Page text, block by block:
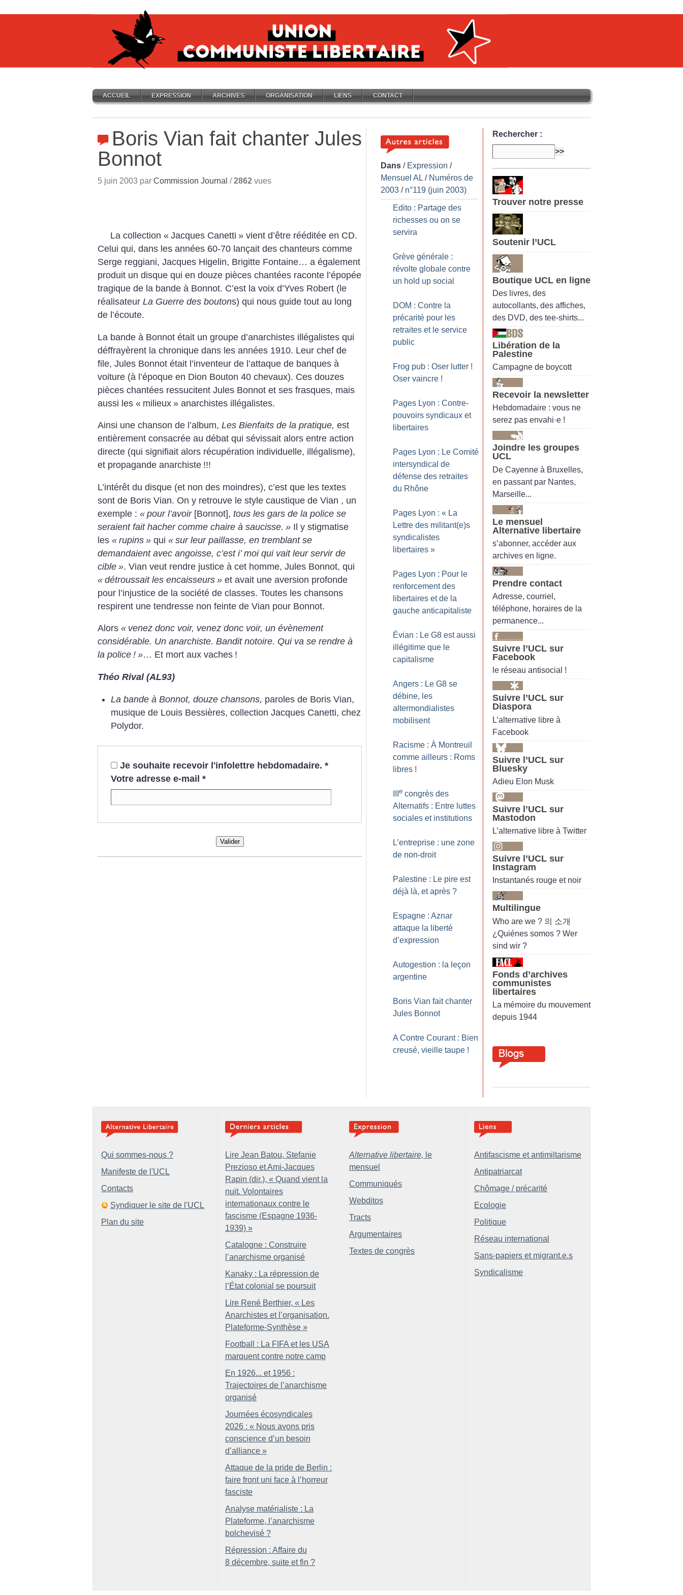
ACCUEIL EXPRESSION ARCHIVES ORGANISATION LIENS CONTACT
Boris Vian fait chanter Jules
Bonnot
5 juin 2003 par Commission Journal /2862 vues
La collection « Jacques Canetti » vient d’être rééditée en CD.
Celui qui, dans les années 60-70 lançait des chanteurs comme
Serge reggiani, Jacques Higelin, Brigitte Fontaine… a également
produit un disque qui en douze pièces chantées raconte l’épopée
tragique de la bande à Bonnot. C’est la voix d’Yves Robert (le
réalisateur La Guerre des boutons) qui nous guide tout au long
de l’écoute.
La bande à Bonnot était un groupe d’anarchistes illégalistes qui
déffrayèrent la chronique dans les années 1910. Leur chef de
file, Jules Bonnot était l’inventeur de l’attaque de banques à
voiture (à l’époque en Dion Bouton 40 chevaux). Ces douzes
pièces chantées ressucitent Jules Bonnot et ses frasques, mais
aussi les « milieux » anarchistes illégalistes.
Ainsi une chanson de l’album, Les Bienfaits de la pratique, est
entièrement consacrée au débat qui sévissait alors entre action
directe (qui signifiait alors récupération individuelle, illégalisme),
et propagande anarchiste !!!
L’intérêt du disque (et non des moindres), c’est que les textes
sont de Boris Vian. On y retrouve le style caustique de Vian , un
exemple : « pour l’avoir[Bonnot], tous les gars de la police se
seraient fait hacher comme chaire à saucisse. » Il y stigmatise
les « rupins » qui « sur leur paillasse, en tremblant se
demandaient avec angoisse, c’est i’ moi qui vait leur servir de
cible ». Vian veut rendre justice à cet homme, Jules Bonnot, qui
« détroussait les encaisseurs » et avait une aversion profonde
pour l’injustice de la société de classes. Toutes les chansons
respirent une tendresse non feinte de Vian pour Bonnot.
Alors « venez donc voir, venez donc voir, un évènement
considérable. Un anarchiste. Bandit notoire. Qui va se rendre à
la police ! »… Et mort aux vaches !
Théo Rival (AL93)
La bande à Bonnot, douze chansons, paroles de Boris Vian,
musique de Louis Bessières, collection Jacques Canetti, chez
Polydor.
Je souhaite recevoir l'infolettre hebdomadaire. *
Votre adresse e-mail *
Valider
Dans / Expression /
Mensuel AL / Numéros de
2003 / n°119 (juin 2003)
Edito : Partage des
richesses ou on se
servira
Grève générale :
révolte globale contre
un hold up social
DOM : Contre la
précarité pour les
retraites et le service
public
Frog pub : Oser lutter !
Oser vaincre !
Pages Lyon : Contre-
pouvoirs syndicaux et
libertaires
Pages Lyon : Le Comité
intersyndical de
défense des retraites
du Rhône
Pages Lyon : « La
Lettre des militant(e)s
syndicalistes
libertaires »
Pages Lyon : Pour le
renforcement des
libertaires et de la
gauche anticapitaliste
Évian : Le G8 est aussi
illégitime que le
capitalisme
Angers : Le G8 se
débine, les
altermondialistes
mobilisent
Racisme : À Montreuil
comme ailleurs : Roms
libres !
e congrès des
Alternatifs : Entre luttes
sociales et institutions
L’entreprise : une zone
de non-droit
Palestine : Le pire est
déjà là, et après ?
Espagne : Aznar
attaque la liberté
d’expression
Autogestion : la leçon
argentine
Boris Vian fait chanter
Jules Bonnot
A Contre Courant : Bien
creusé, vieille taupe !
Rechercher :
Trouver notre presse
Soutenir l’UCL
Boutique UCL en ligne
Des livres, des
autocollants, des affiches,
des DVD, des tee-shirts...
Libération de la
Palestine
Campagne de boycott
Recevoir la newsletter
Hebdomadaire : vous ne
serez pas envahi·e !
Joindre les groupes
UCL
De Cayenne à Bruxelles,
en passant par Nantes,
Marseille...
Le mensuel
Alternative libertaire
s’abonner, accéder aux
archives en ligne.
Prendre contact
Adresse, courriel,
téléphone, horaires de la
permanence...
Suivre l’UCL sur
Facebook
le réseau antisocial !
Suivre l’UCL sur
Diaspora
L’alternative libre à
Facebook
Suivre l’UCL sur
Bluesky
Adieu Elon Musk
Suivre l’UCL sur
Mastodon
L’alternative libre à Twitter
Suivre l’UCL sur
Instagram
Instantanés rouge et noir
Multilingue
Who are we ? 의 소개
¿Quiénes somos ? Wer
sind wir ?
Fonds d’archives
communistes
libertaires
La mémoire du mouvement
depuis 1944
Qui sommes-nous ?
Manifeste de l'UCL
Contacts
Syndiquer le site de l'UCL
Plan du site
Lire Jean Batou, Stefanie
Prezioso et Ami-Jacques
Rapin (dir.), « Quand vient la
nuit. Volontaires
internationaux contre le
fascisme (Espagne 1936-
1939) »
Catalogne : Construire
l’anarchisme organisé
Kanaky : La répression de
l’État colonial se poursuit
Lire René Berthier, « Les
Anarchistes et l’organisation.
Plateforme-Synthèse »
Football : La FIFA et les USA
marquent contre notre camp
En 1926... et 1956 :
Trajectoires de l’anarchisme
organisé
Journées écosyndicales
2026 : « Nous avons pris
conscience d’un besoin
d’alliance »
Attaque de la pride de Berlin :
faire front uni face à l’horreur
fasciste
Analyse matérialiste : La
Plateforme, l’anarchisme
bolchevisé ?
Répression : Affaire du
8 décembre, suite et fin ?
Alternative libertaire, le
mensuel
Communiqués
Webditos
Tracts
Argumentaires
Textes de congrès
Antifascisme et antimiltarisme
Antipatriarcat
Chômage / précarité
Ecologie
Politique
Réseau international
Sans-papiers et migrant.e.s
Syndicalisme